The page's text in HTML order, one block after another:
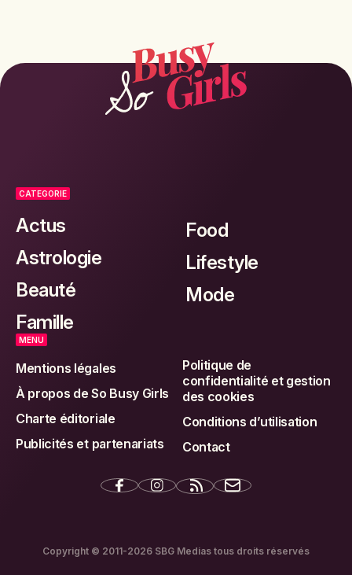
CATEGORIE
Actus
Astrologie
Beauté
Famille
Food
Lifestyle
Mode
MENU
Mentions légales
À propos de So Busy Girls
Charte éditoriale
Publicités et partenariats
Politique de
confidentialité et gestion
des cookies
Conditions d’utilisation
Contact
Copyright © 2011-2026 SBG Medias tous droits réservés